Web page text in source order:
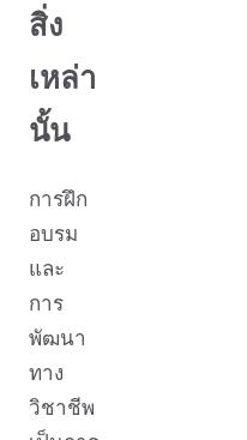
สิ่ง
เหล่า
นั้น
การฝึก
อบรม
และ
การ
พัฒนา
ทาง
วิชาชีพ